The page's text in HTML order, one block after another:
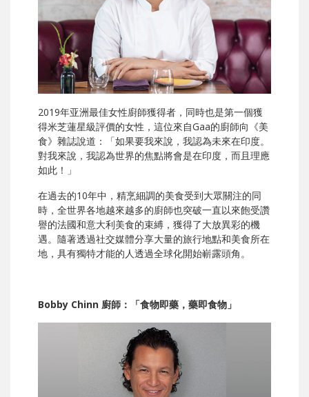
2019年亚洲最佳女性廚師獲得者，同時也是第一個獲
得米芝蓮星級評價的女性，這位來自Gaa的廚師向《美
食》雜誌說道：「如果要我來說，我認為未來在印度。
對我來說，我認為世界的焦點將會是在印度，而且理應
如此！」
在過去的10年中，精烹細調的美食受到大眾關注的同
時，全世界各地越來越多的廚師也突破一直以來飽受讚
譽的法國和意大利美食的束縛，獲得了大放異彩的機
遇。隨著透過社交媒體分享大量的旅行地點和美食所在
地，具有獨特才能的人透過全球化開始嶄露頭角。
Bobby Chinn 廚師：「食物即藥，藥即食物」